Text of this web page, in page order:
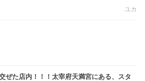
ユカ
ぜた店内！！！太宰府天満宮にある、スタ